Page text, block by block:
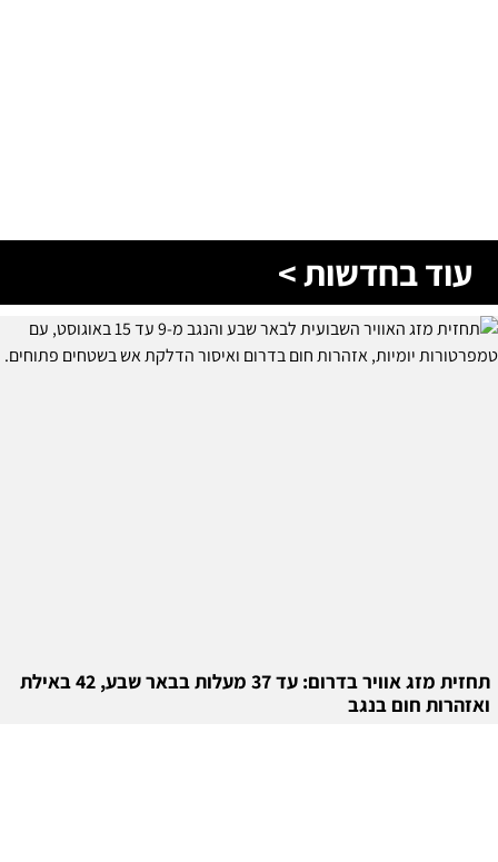
עוד בחדשות >
תחזית מזג אוויר בדרום: עד 37 מעלות בבאר שבע, 42 באילת
ואזהרות חום בנגב